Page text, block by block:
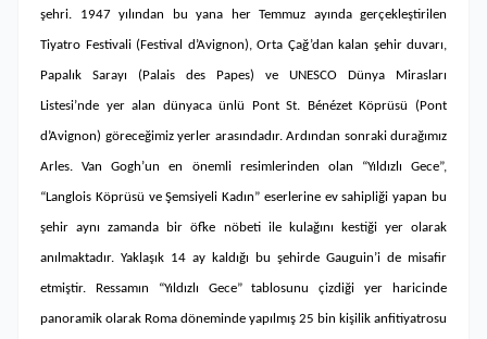
şehri. 1947 yılından bu yana her Temmuz ayında gerçekleştirilen
Tiyatro Festivali (Festival d’Avignon), Orta Çağ’dan kalan şehir duvarı,
Papalık Sarayı (Palais des Papes) ve UNESCO Dünya Mirasları
Listesi’nde yer alan dünyaca ünlü Pont St. Bénézet Köprüsü (Pont
d’Avignon) göreceğimiz yerler arasındadır. Ardından sonraki durağımız
Arles. Van Gogh’un en önemli resimlerinden olan “Yıldızlı Gece”,
“Langlois Köprüsü ve Şemsiyeli Kadın” eserlerine ev sahipliği yapan bu
şehir aynı zamanda bir öfke nöbeti ile kulağını kestiği yer olarak
anılmaktadır. Yaklaşık 14 ay kaldığı bu şehirde Gauguin’i de misafir
etmiştir. Ressamın “Yıldızlı Gece” tablosunu çizdiği yer haricinde
panoramik olarak Roma döneminde yapılmış 25 bin kişilik anfitiyatrosu